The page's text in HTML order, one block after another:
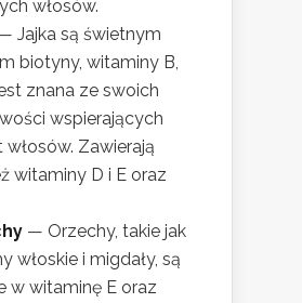
włosów.
Jajka są świetnym
biotyny, witaminy B,
znana ze swoich
wspierających
Zawierają
witaminy D i E oraz
— Orzechy, takie jak
włoskie i migdały, są
w witaminę E oraz